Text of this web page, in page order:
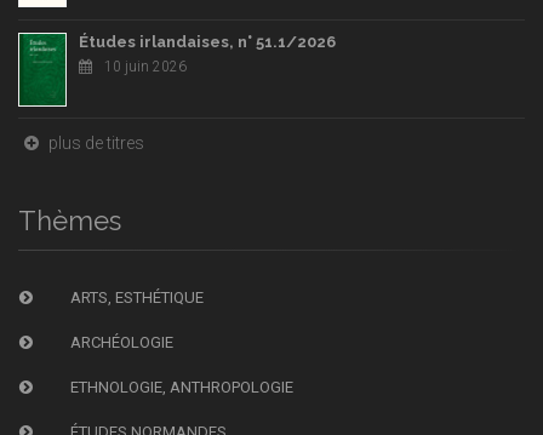
Études irlandaises, n° 51.1/2026
10 juin 2026
plus de titres
Thèmes
ARTS, ESTHÉTIQUE
ARCHÉOLOGIE
ETHNOLOGIE, ANTHROPOLOGIE